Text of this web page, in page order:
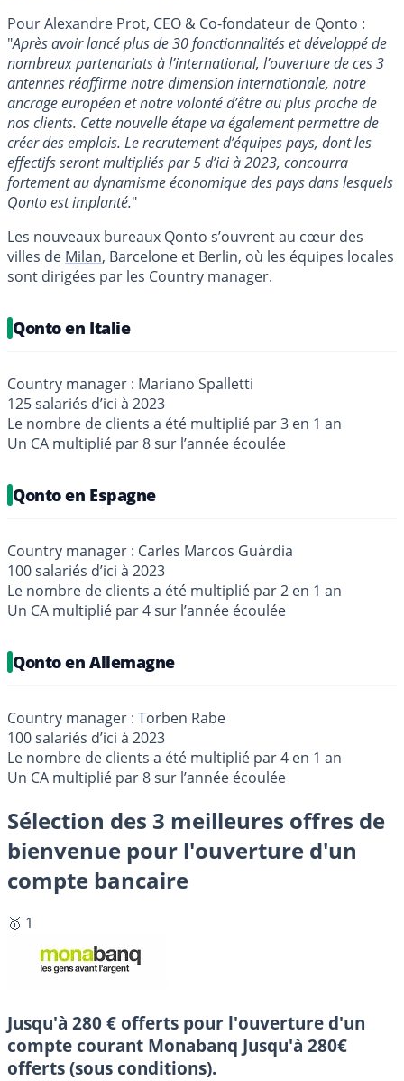
Pour Alexandre Prot, CEO & Co-fondateur de Qonto :
"Après avoir lancé plus de 30 fonctionnalités et développé de
nombreux partenariats à l’international, l’ouverture de ces 3
antennes réaffirme notre dimension internationale, notre
ancrage européen et notre volonté d’être au plus proche de
nos clients. Cette nouvelle étape va également permettre de
créer des emplois. Le recrutement d’équipes pays, dont les
effectifs seront multipliés par 5 d’ici à 2023, concourra
fortement au dynamisme économique des pays dans lesquels
Qonto est implanté."
Les nouveaux bureaux Qonto s’ouvrent au cœur des
villes de Milan, Barcelone et Berlin, où les équipes locales
sont dirigées par les Country manager.
Qonto en Italie
Country manager : Mariano Spalletti
125 salariés d’ici à 2023
Le nombre de clients a été multiplié par 3 en 1 an
Un CA multiplié par 8 sur l’année écoulée
Qonto en Espagne
Country manager : Carles Marcos Guàrdia
100 salariés d’ici à 2023
Le nombre de clients a été multiplié par 2 en 1 an
Un CA multiplié par 4 sur l’année écoulée
Qonto en Allemagne
Country manager : Torben Rabe
100 salariés d’ici à 2023
Le nombre de clients a été multiplié par 4 en 1 an
Un CA multiplié par 8 sur l’année écoulée
Sélection des 3 meilleures offres de
bienvenue pour l'ouverture d'un
compte bancaire
🥇 1
Jusqu'à 280 € offerts pour l'ouverture d'un
compte courant Monabanq Jusqu'à 280€
offerts (sous conditions).